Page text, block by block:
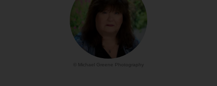
© Michael Greene Photography